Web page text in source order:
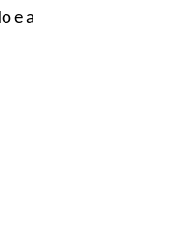
e a